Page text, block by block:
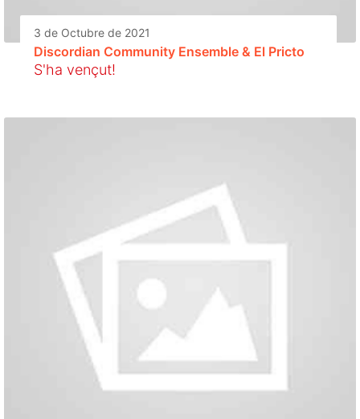
3 de Octubre de 2021
Discordian Community Ensemble & El Pricto
S'ha vençut!